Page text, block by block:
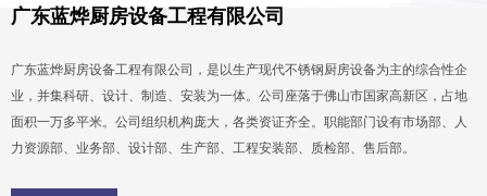
广东蓝烨厨房设备工程有限公司
广东蓝烨厨房设备工程有限公司，是以生产现代不锈钢厨房设备为主的综合性企
业，并集科研、设计、制造、安装为一体。公司座落于佛山市国家高新区，占地
面积一万多平米。公司组织机构庞大，各类资证齐全。职能部门设有市场部、人
力资源部、业务部、设计部、生产部、工程安装部、质检部、售后部。